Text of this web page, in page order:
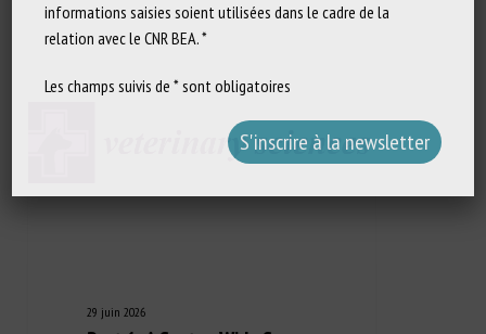
29 juin 2026
informations saisies soient utilisées dans le cadre de la
relation avec le CNR BEA. *
Les champs suivis de * sont obligatoires